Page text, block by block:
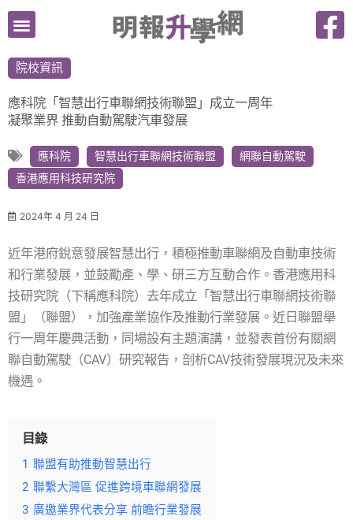
跳
要
內
容
院校資訊
應科院「智慧出行車聯網技術聯盟」成立一周年
凝聚業界 推動自動駕駛汽車發展
應科院 智慧出行車聯網技術聯盟
網聯自動駕駛
香港應用科技研究院
2024年 4 月 24 日
近年港府銳意發展智慧出行，積極推動車聯網及自動車技術
和行業發展，並鼓勵產、學、研三方互動合作。香港應用科
技研究院（下稱應科院）去年成立「智慧出行車聯網技術聯
盟」（聯盟），加強產業協作及推動行業發展。近日聯盟舉
行一周年慶典活動，同場設有主題演講，並發表首份有關網
聯自動駕駛（CAV）研究報告，剖析CAV技術發展現況及未來
機遇。
目錄
1 聯盟有助推動智慧出行
2 聯繫大灣區 促進跨境車聯網發展
3 廣邀業界代表分享 前瞻行業發展